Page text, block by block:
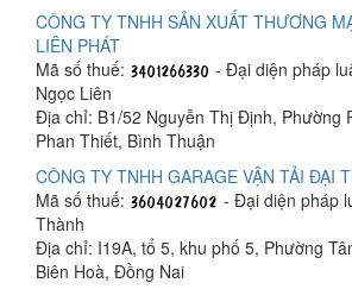
CÔNG TY TNHH SẢN XUẤT THƯƠNG
LIÊN PHÁT
Mã số thuế:
- Đại diện pháp
Ngọc Liên
Địa chỉ: B1/52 Nguyễn Thị Định, Phường
Phan Thiết, Bình Thuận
CÔNG TY TNHH GARAGE VẬN TẢI ĐẠI
Mã số thuế:
- Đại diện pháp
Thành
Địa chỉ: I19A, tổ 5, khu phố 5, Phường
Biên Hoà, Đồng Nai